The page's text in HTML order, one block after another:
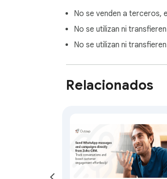
No se venden a terceros,
No se utilizan ni
No se utilizan ni
Relacionados